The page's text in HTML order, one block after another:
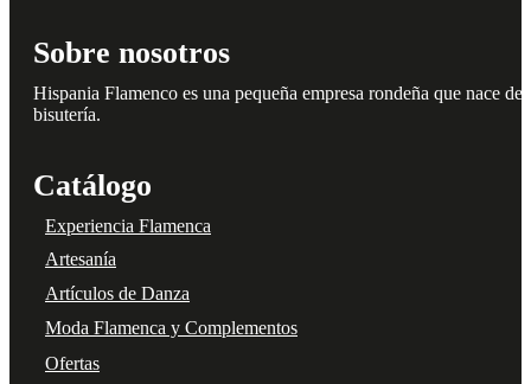
Sobre nosotros
Hispania Flamenco es una pequeña empresa rondeña que nace
bisutería.
Catálogo
Experiencia Flamenca
Artesanía
Artículos de Danza
Moda Flamenca y Complementos
Ofertas